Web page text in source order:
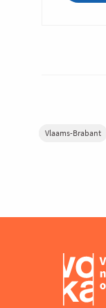
Vlaams-Brabant